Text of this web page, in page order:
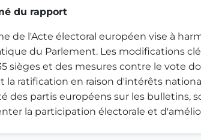
(CSV) , one of Germany's most
us to advance digital democracy and
your skills in technology, design, policy,
du rapport
de l'Acte électoral européen vise à
du Parlement. Les modifications
sièges et des mesures contre le vote
la ratification en raison d'intérêts
des partis européens sur les
la participation électorale et